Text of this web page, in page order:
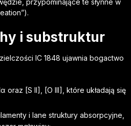
przypominające te słynne w
i substruktur
IC 1848 ujawnia bogactwo
oraz [S II], [O III], które układają się
i lane struktury absorpcyjne,